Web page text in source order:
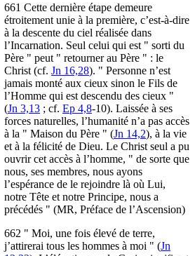
661 Cette dernière étape demeure
étroitement unie à la première, c’est-à-dire
à la descente du ciel réalisée dans
l’Incarnation. Seul celui qui est " sorti du
Père " peut " retourner au Père " : le
Christ (cf. Jn 16,28). " Personne n’est
jamais monté aux cieux sinon le Fils de
l’Homme qui est descendu des cieux "
(Jn 3,13 ; cf. Ep 4,8-10). Laissée à ses
forces naturelles, l’humanité n’a pas accès
à la " Maison du Père " (Jn 14,2), à la vie
et à la félicité de Dieu. Le Christ seul a pu
ouvrir cet accès à l’homme, " de sorte que
nous, ses membres, nous ayons
l’espérance de le rejoindre là où Lui,
notre Tête et notre Principe, nous a
précédés " (MR, Préface de l’Ascension)
662 " Moi, une fois élevé de terre,
j’attirerai tous les hommes à moi " (Jn